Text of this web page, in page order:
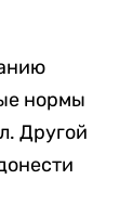
нормы
Другой